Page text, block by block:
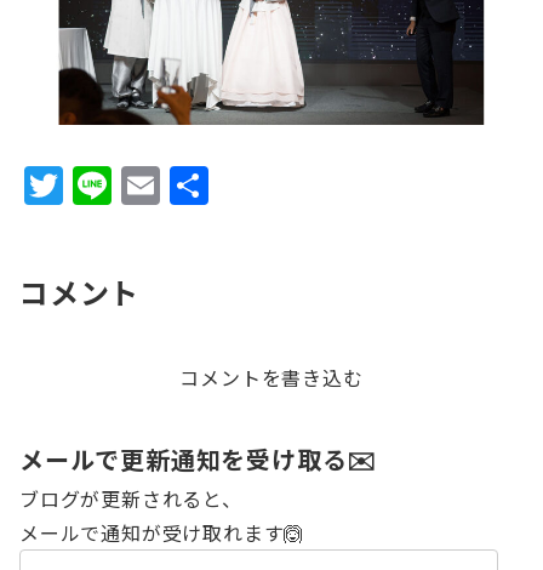
T
w
te
Li
n
E
m
コメント
コメントを書き込む
メールで更新通知を受け取る✉️
ブログが更新されると、
メールで通知が受け取れます🙆